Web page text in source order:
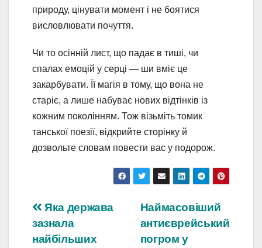
природу, цінувати момент і не боятися
висловлювати почуття.
Чи то осінній лист, що падає в тиші, чи
спалах емоцій у серці — ши вміє це
закарбувати. Її магія в тому, що вона не
старіє, а лише набуває нових відтінків із
кожним поколінням. Тож візьміть томик
танської поезії, відкрийте сторінку й
дозвольте словам повести вас у подорож.
Навігація
записів
Наймасовіший
антиєврейський
погром у
Яка держава
зазнала
найбільших